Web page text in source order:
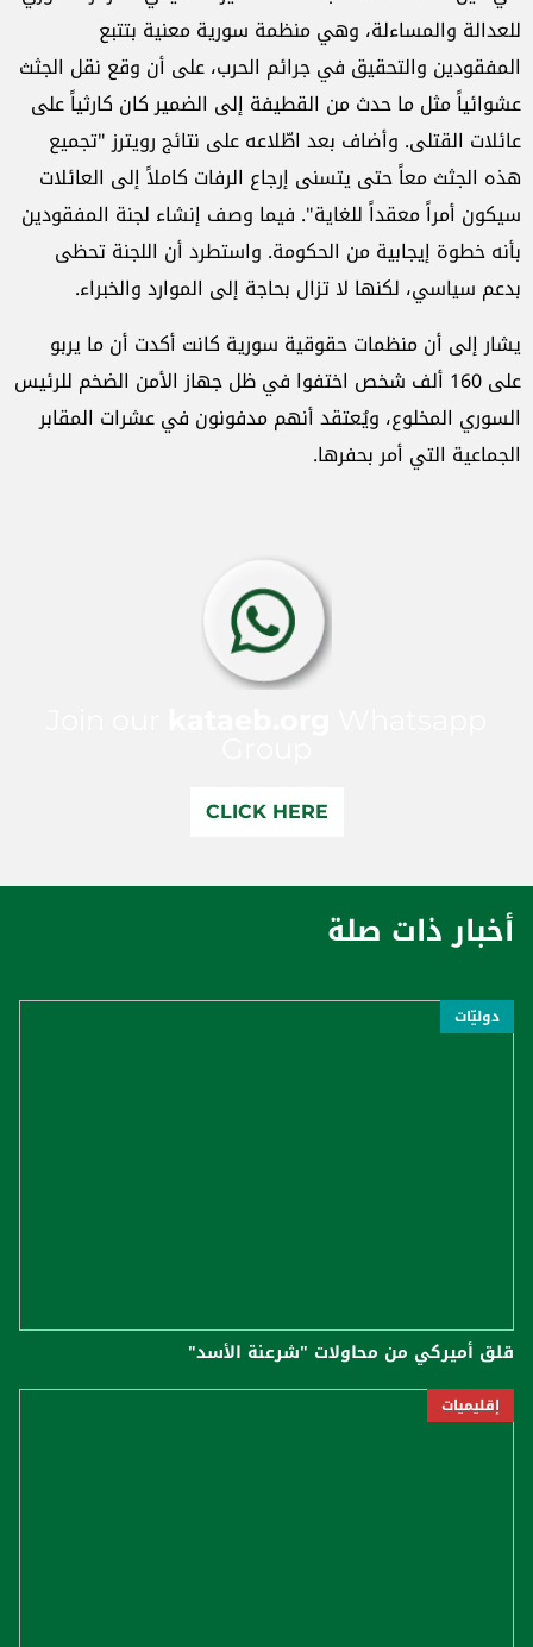
للعدالة والمساءلة، وهي منظمة سورية معنية بتتبع
المفقودين والتحقيق في جرائم الحرب، على أن وقع نقل الجثث
عشوائياً مثل ما حدث من القطيفة إلى الضمير كان كارثياً على
عائلات القتلى. وأضاف بعد اطّلاعه على نتائج رويترز "تجميع
هذه الجثث معاً حتى يتسنى إرجاع الرفات كاملاً إلى العائلات
سيكون أمراً معقداً للغاية". فيما وصف إنشاء لجنة المفقودين
بأنه خطوة إيجابية من الحكومة. واستطرد أن اللجنة تحظى
بدعم سياسي، لكنها لا تزال بحاجة إلى الموارد والخبراء.
يشار إلى أن منظمات حقوقية سورية كانت أكدت أن ما يربو
على 160 ألف شخص اختفوا في ظل جهاز الأمن الضخم للرئيس
السوري المخلوع، ويُعتقد أنهم مدفونون في عشرات المقابر
الجماعية التي أمر بحفرها.
CLICK HERE
أخبار ذات صلة
دوليّات
قلق أميركي من محاولات "شرعنة الأسد"
إقليميات